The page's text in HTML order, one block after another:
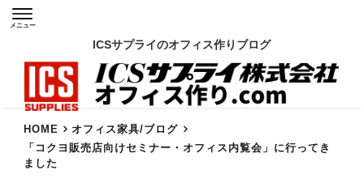
ICSサプライのオフィス作りブログ
メニュー
HOME オフィス家具/ブログ
「コクヨ販売店向けセミナー・オフィス内覧会」に行ってき
ました